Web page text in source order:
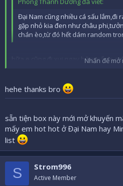
Đại Nam cũng nhiều cá sấu
gặp nhỏ kia đen như châu
chán èo,từ đó hết dám random
bữa e cũng đi xui ngay bữa mấy e
@Hao Nam: h là hôm nào hứng là
phim đợi số quen thôi bác
Nhấn để mở
hehe thanks bro
sẵn tiện box này mới mở khuyến
mấy em hot hot ở Đại Nam hay
list
S Strom996
Active Member